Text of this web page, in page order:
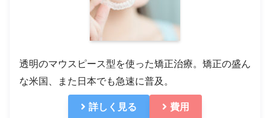
透明のマウスピース型を使った矯正治療。矯正の盛ん
な米国、また日本でも急速に普及。
詳しく見る 費用